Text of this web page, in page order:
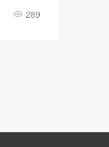
289